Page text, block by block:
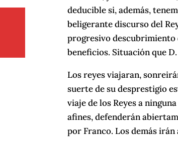
deducible si, además,
beligerante discurso del
progresivo descubrimiento
beneficios. Situación que
Los reyes viajaran,
suerte de su desprestigio
viaje de los Reyes a
afines, defenderán
por Franco. Los demás